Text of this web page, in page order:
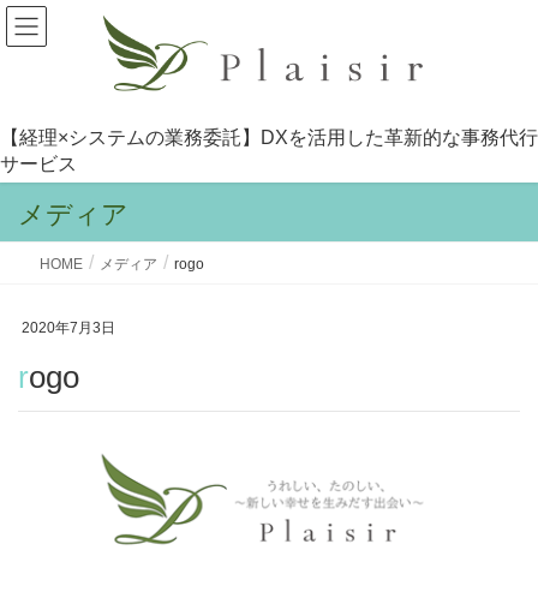
【経理×システムの業務委託】DXを活用した革新的な事務代行
サービス
メディア
HOME メディア rogo
2020年7月3日
rogo